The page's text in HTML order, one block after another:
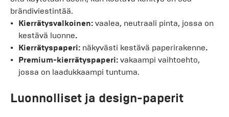
brändiviestintää.
Kierrätysvalkoinen: vaalea, neutraali pinta, jossa on
kestävä luonne.
Kierrätyspaperi: näkyvästi kestävä paperirakenne.
Premium-kierrätyspaperi: vakaampi vaihtoehto,
jossa on laadukkaampi tuntuma.
Luonnolliset ja design-paperit